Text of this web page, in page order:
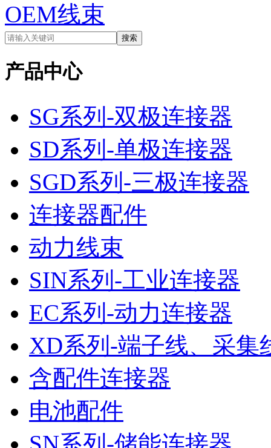
OEM线束
产品中心
SG系列-双极连接器
SD系列-单极连接器
SGD系列-三极连接器
连接器配件
动力线束
SIN系列-工业连接器
EC系列-动力连接器
XD系列-端子线、采集
含配件连接器
电池配件